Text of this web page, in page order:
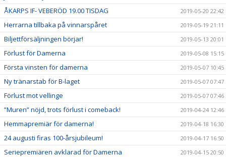
ÅKARPS IF- VEBERÖD 19.00 TISDAG 2019-05-20 22:42
Herrarna tillbaka på vinnarspåret 2019-05-19 21:11
Biljettförsäljningen börjar! 2019-05-13 20:01
Förlust för Damerna 2019-05-08 15:15
Första vinsten för damerna 2019-05-07 10:45
Ny tränarstab för B-laget 2019-05-07 07:47
Förlust mot vellinge 2019-05-07 07:46
”Muren” nöjd, trots förlust i comeback! 2019-04-24 12:46
Hemmapremiär för damerna! 2019-04-18 16:30
24 augusti firas 100-årsjubileum! 2019-04-17 16:50
Seriepremiären avklarad för Damerna 2019-04-15 20:50